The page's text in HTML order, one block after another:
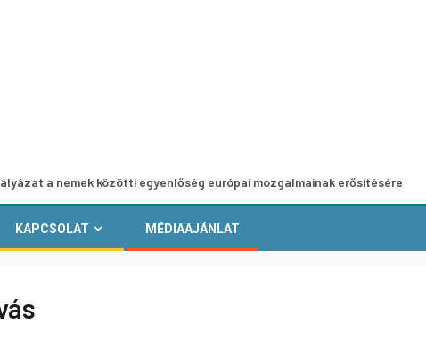
közötti egyenlőség európai mozgalmainak erősítésére
KAPCSOLAT MÉDIAAJÁNLAT